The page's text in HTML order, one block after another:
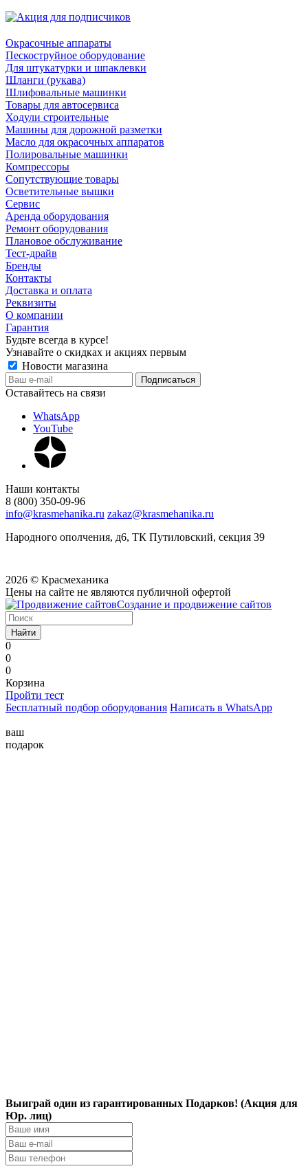
Окрасочные аппараты
Пескоструйное оборудование
Для штукатурки и шпаклевки
Шланги (рукава)
Шлифовальные машинки
Товары для автосервиса
Ходули строительные
Машины для дорожной разметки
Масло для окрасочных аппаратов
Полировальные машинки
Компрессоры
Сопутствующие товары
Осветительные вышки
Сервис
Аренда оборудования
Ремонт оборудования
Плановое обслуживание
Тест-драйв
Бренды
Контакты
Доставка и оплата
Реквизиты
О компании
Гарантия
Будьте всегда в курсе!
Узнавайте о скидках и акциях первым
Новости магазина
Оставайтесь на связи
WhatsApp
YouTube
Наши контакты
8 (800) 350-09-96
info@krasmehanika.ru zakaz@krasmehanika.ru
Народного ополчения, д6, ТК Путиловский, секция 39
2026 © Красмеханика
Цены на сайте не являются публичной офертой
Создание и продвижение сайтов
Найти
0
0
0
Корзина
Пройти тест
Бесплатный подбор оборудования Написать в WhatsApp
ваш
подарок
Выиграй один из гарантированных Подарков! (Акция для
Юр. лиц)